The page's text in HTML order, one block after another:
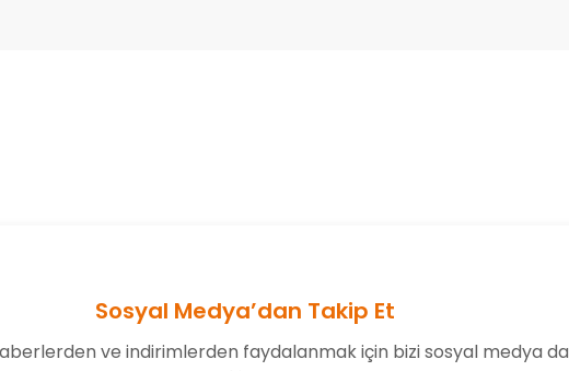
Sosyal Medya’dan Takip Et
ve indirimlerden faydalanmak için bizi sosyal medya da